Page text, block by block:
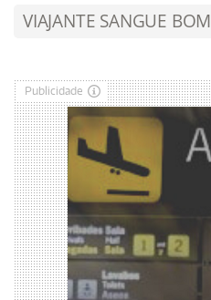
VIAJANTE SANGUE BOM
Publicidade